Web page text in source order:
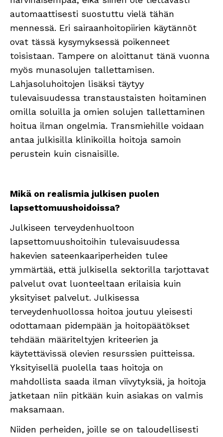
automaattisesti suostuttu vielä tähän
mennessä. Eri sairaanhoitopiirien käytännöt
ovat tässä kysymyksessä poikenneet
toisistaan. Tampere on aloittanut tänä vuonna
myös munasolujen tallettamisen.
Lahjasoluhoitojen lisäksi täytyy
tulevaisuudessa transtaustaisten hoitaminen
omilla soluilla ja omien solujen tallettaminen
hoitua ilman ongelmia. Transmiehille voidaan
antaa julkisilla klinikoilla hoitoja samoin
perustein kuin cisnaisille.
Mikä on realismia julkisen puolen
lapsettomuushoidoissa?
Julkiseen terveydenhuoltoon
lapsettomuushoitoihin tulevaisuudessa
hakevien sateenkaariperheiden tulee
ymmärtää, että julkisella sektorilla tarjottavat
palvelut ovat luonteeltaan erilaisia kuin
yksityiset palvelut. Julkisessa
terveydenhuollossa hoitoa joutuu yleisesti
odottamaan pidempään ja hoitopäätökset
tehdään määriteltyjen kriteerien ja
käytettävissä olevien resurssien puitteissa.
Yksityisellä puolella taas hoitoja on
mahdollista saada ilman viivytyksiä, ja hoitoja
jatketaan niin pitkään kuin asiakas on valmis
maksamaan.
Niiden perheiden, joille se on taloudellisesti